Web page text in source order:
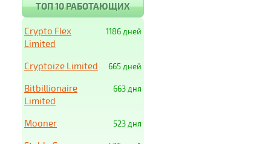
ТОП 10 РАБОТАЮЩИХ
1186 дней
Crypto Flex
Limited
665 дней
Cryptoize Limited
663 дня
Bitbillionaire
Limited
523 дня
Mooner